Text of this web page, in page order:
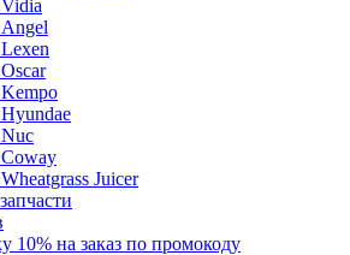
Juicer
10% на заказ по промокоду